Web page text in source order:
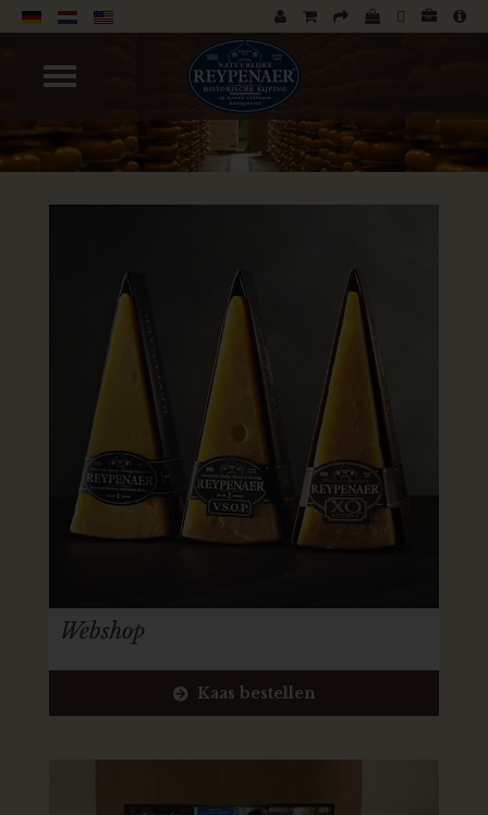
Webshop
Kaas bestellen